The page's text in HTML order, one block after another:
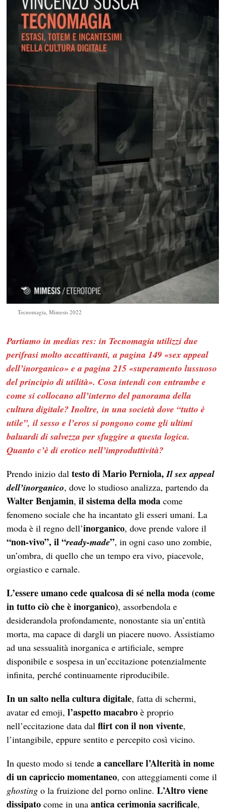
Tecnomagia, Mimesis 2022
Partiamo in medias res: in Tecnomagia utilizzi due
perifrasi molto accattivanti, a pagina 149 «sex appeal
dell’inorganico» e a pagina 215 «superamento lussuoso
del principio di utilità». Cosa intendi con entrambe e
come si collocano all’interno del panorama della
cultura digitale? Inoltre, in una società dove “tutto è
utile”, il sesso e l’eros si pongono come gli ultimi
baluardi di salvezza per sfuggire a questa logica.
Quanto c’è di erotico nell’improduttività?
Prendo inizio dal testo di Mario Perniola,Il sex appeal
dell’inorganico, dove lo studioso analizza, partendo da
Walter Benjamin, il sistema della modacome
fenomeno sociale che ha incantato gli esseri umani. La
moda è il regno dell’inorganico, dove prende valore il
“non-vivo”, il “ready-made”, in ogni caso uno zombie,
un’ombra, di quello che un tempo era vivo, piacevole,
orgiastico e carnale.
L’essere umano cede qualcosa di sé nella moda (come
in tutto ciò che è inorganico), assorbendola e
desiderandola profondamente, nonostante sia un’entità
morta, ma capace di dargli un piacere nuovo. Assistiamo
ad una sessualità inorganica e artificiale, sempre
disponibile e sospesa in un’eccitazione potenzialmente
infinita, perché continuamente riproducibile.
In un salto nella cultura digitale, fatta di schermi,
avatar ed emoji, l’aspetto macabroè proprio
nell’eccitazione data dal flirt con il non vivente,
l’intangibile, eppure sentito e percepito così vicino.
In questo modo si tendea cancellare l’Alterità in nome
di un capriccio momentaneo, con atteggiamenti come il
ghosting o la fruizione del porno online.L’Altro viene
dissipatocome in unaantica cerimonia sacrificale,